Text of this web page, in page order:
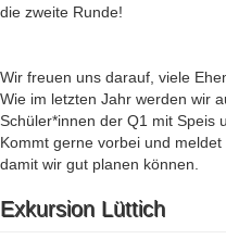
die zweite Runde!
Wir freuen uns darauf, viele
Wie im letzten Jahr werden wir
Schüler*innen der Q1 mit Speis
Kommt gerne vorbei und
damit wir gut planen können.
Exkursion Lüttich